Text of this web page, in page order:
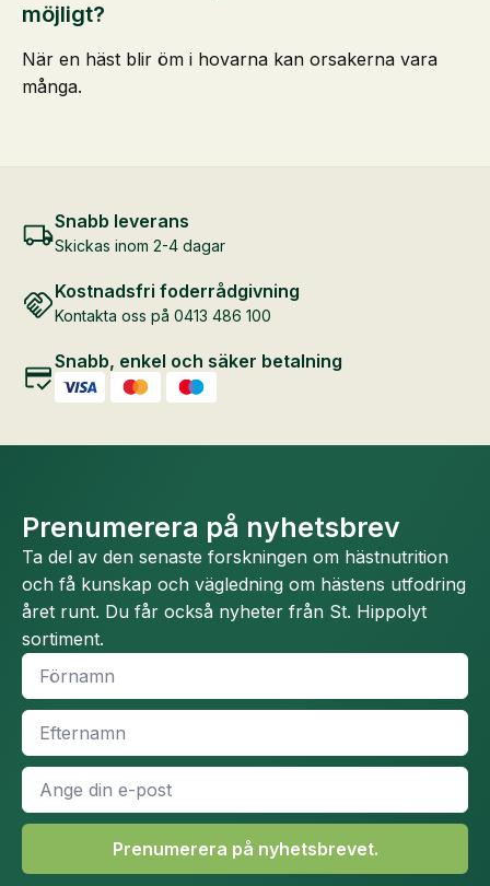
möjligt?
När en häst blir öm i hovarna kan orsakerna vara
många.
Snabb leverans
Skickas inom 2-4 dagar
Kostnadsfri foderrådgivning
Kontakta oss på 0413 486 100
Snabb, enkel och säker betalning
Prenumerera på nyhetsbrev
Ta del av den senaste forskningen om hästnutrition
och få kunskap och vägledning om hästens utfodring
året runt. Du får också nyheter från St. Hippolyt
sortiment.
Namn
Efternamn
E-
post
*
Prenumerera på nyhetsbrevet.